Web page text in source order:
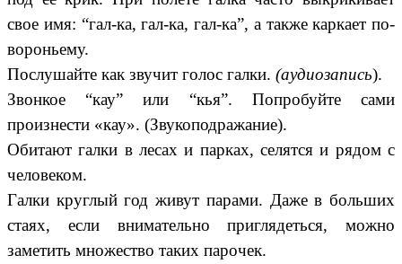
свое имя: “гал-ка, гал-ка, гал-ка”, а также каркает по-
вороньему.
Послушайте как звучит голос галки. (аудиозапись).
Звонкое “кау” или “кья”. Попробуйте сами
произнести «кау». (Звукоподражание).
Обитают галки в лесах и парках, селятся и рядом с
человеком.
Галки круглый год живут парами. Даже в больших
стаях, если внимательно приглядеться, можно
заметить множество таких парочек.